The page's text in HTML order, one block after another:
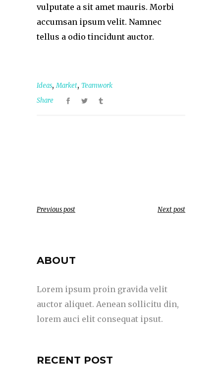
vulputate a sit amet mauris. Morbi
accumsan ipsum velit. Namnec
tellus a odio tincidunt auctor.
Ideas, Market, Teamwork
Share
Previous post Next post
ABOUT
Lorem ipsum proin gravida velit
auctor aliquet. Aenean sollicitu din,
lorem auci elit consequat ipsut.
RECENT POST